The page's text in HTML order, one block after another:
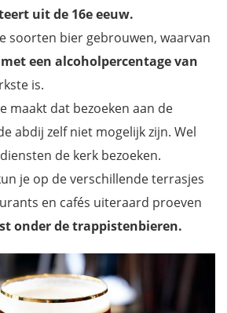
uit de 16e eeuw.
soorten bier gebrouwen, waarvan
een alcoholpercentage van
is.
maakt dat bezoeken aan de
abdij zelf niet mogelijk zijn. Wel
de kerk bezoeken.
je op de verschillende terrasjes
en cafés uiteraard proeven
onder de trappistenbieren.